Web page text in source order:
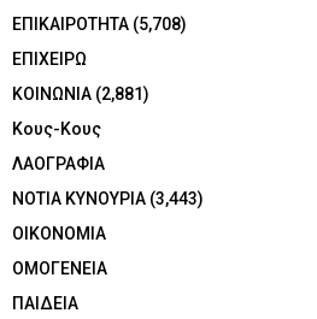
ΕΠΙΚΑΙΡΟΤΗΤΑ (5,708)
ΕΠΙΧΕΙΡΩ
ΚΟΙΝΩΝΙΑ (2,881)
Κους-Κους
ΛΑΟΓΡΑΦΙΑ
ΝΟΤΙΑ ΚΥΝΟΥΡΙΑ (3,443)
ΟΙΚΟΝΟΜΙΑ
ΟΜΟΓΕΝΕΙΑ
ΠΑΙΔΕΙΑ